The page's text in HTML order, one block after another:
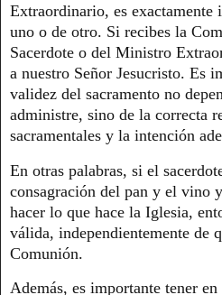
Extraordinario, es
uno o de otro. Si recibes la
Sacerdote o del Ministro
a nuestro Señor Jesucristo. Es
validez del sacramento no
administre, sino de la correcta
sacramentales y la intención
En otras palabras, si el
consagración del pan y el vino
hacer lo que hace la Iglesia,
válida, independientemente de
Comunión.
Además, es importante tener